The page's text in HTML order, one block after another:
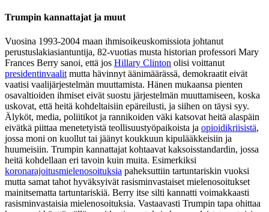
Trumpin kannattajat ja muut
Vuosina 1993-2004 maan ihmisoikeuskomissiota johtanut
perustuslakiasiantuntija, 82-vuotias musta historian professori Mary
Frances Berry sanoi, että jos Hillary Clinton olisi voittanut
presidentinvaalit mutta hävinnyt äänimäärässä, demokraatit eivät
vaatisi vaalijärjestelmän muuttamista. Hänen mukaansa pienten
osavaltioiden ihmiset eivät suostu järjestelmän muuttamiseen, koska
uskovat, että heitä kohdeltaisiin epäreilusti, ja siihen on täysi syy.
Älyköt, media, poliitikot ja rannikoiden väki katsovat heitä alaspäin
eivätkä piittaa menetetyistä teollisuustyöpaikoista ja opioidikriisistä,
jossa moni on kuollut tai jäänyt koukkuun kipulääkkeisiin ja
huumeisiin. Trumpin kannattajat kohtaavat kaksoisstandardin, jossa
heitä kohdellaan eri tavoin kuin muita. Esimerkiksi
koronarajoitusmielenosoituksia paheksuttiin tartuntariskin vuoksi
mutta samat tahot hyväksyivät rasisminvastaiset mielenosoitukset
mainitsematta tartuntariskiä. Berry itse silti kannatti voimakkaasti
rasisminvastaisia mielenosoituksia. Vastaavasti Trumpin tapa ohittaa